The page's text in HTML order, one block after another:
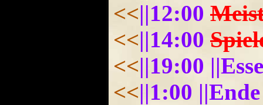
<<||12:00
<<||14:00
<<||19:00
<<||1:00